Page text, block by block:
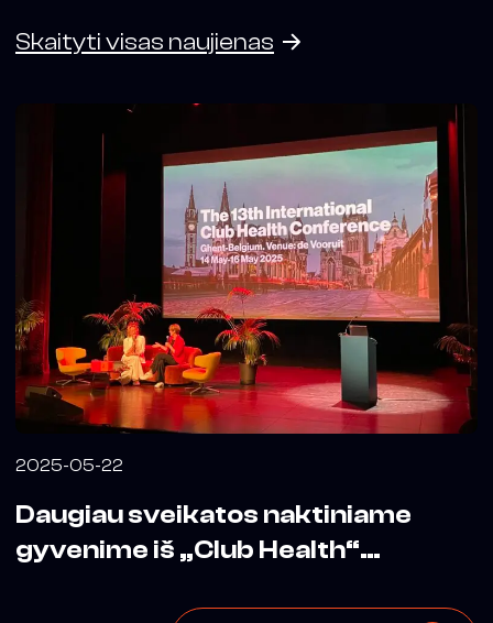
Skaityti visas naujienas
2025-05-22
Daugiau sveikatos naktiniame
gyvenime iš „Club Health“